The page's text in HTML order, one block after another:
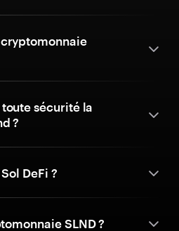
sécurité la
?
DeFi ?
SLND ?